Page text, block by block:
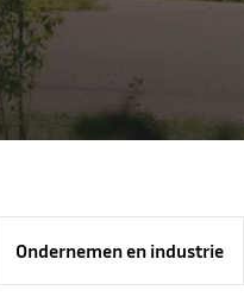
Ondernemen en industrie